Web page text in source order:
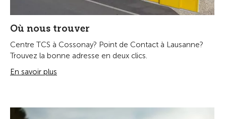
Où nous trouver
Centre TCS à Cossonay? Point de Contact à Lausanne?
Trouvez la bonne adresse en deux clics.
En savoir plus